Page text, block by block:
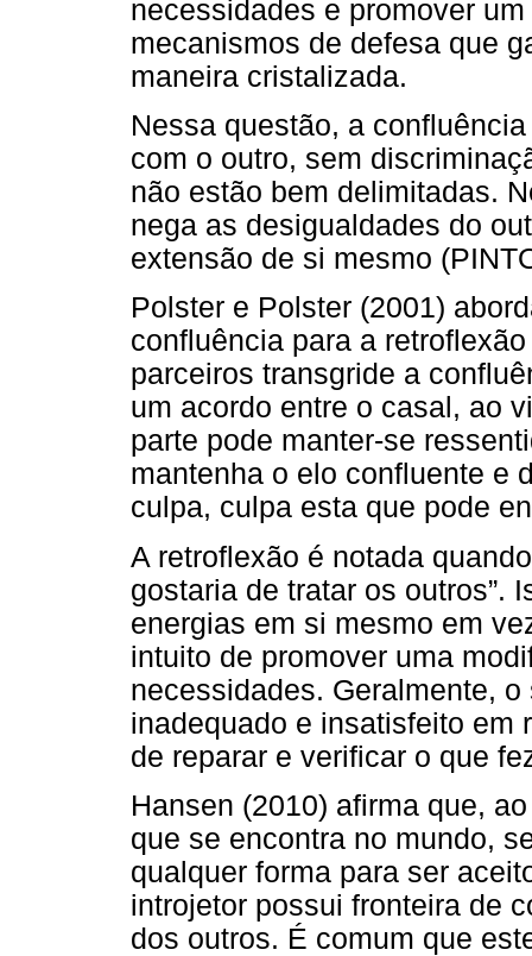
necessidades e promover
mecanismos de defesa que
maneira cristalizada.
Nessa questão, a
com o outro, sem
não estão bem delimitadas.
nega as desigualdades do
extensão de si mesmo
Polster e Polster (2001)
confluência para a
parceiros transgride a
um acordo entre o casal, ao
parte pode manter-se
mantenha o elo confluente e
culpa, culpa esta que pode
A retroflexão é notada
gostaria de tratar os outros”.
energias em si mesmo em
intuito de promover uma
necessidades. Geralmente,
inadequado e insatisfeito em
de reparar e verificar o que
Hansen (2010) afirma que,
que se encontra no mundo,
qualquer forma para ser
introjetor possui fronteira de
dos outros. É comum que